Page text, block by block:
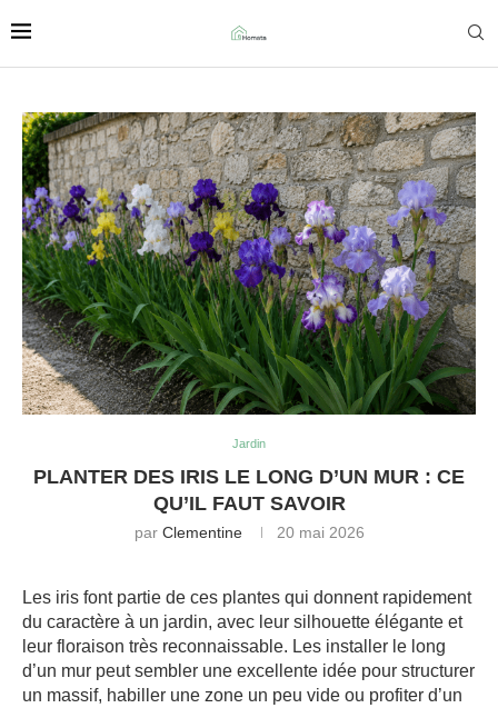
Jardin
PLANTER DES IRIS LE LONG D’UN MUR : CE
QU’IL FAUT SAVOIR
par Clementine 20 mai 2026
Les iris font partie de ces plantes qui donnent rapidement
du caractère à un jardin, avec leur silhouette élégante et
leur floraison très reconnaissable. Les installer le long
d’un mur peut sembler une excellente idée pour structurer
un massif, habiller une zone un peu vide ou profiter d’un